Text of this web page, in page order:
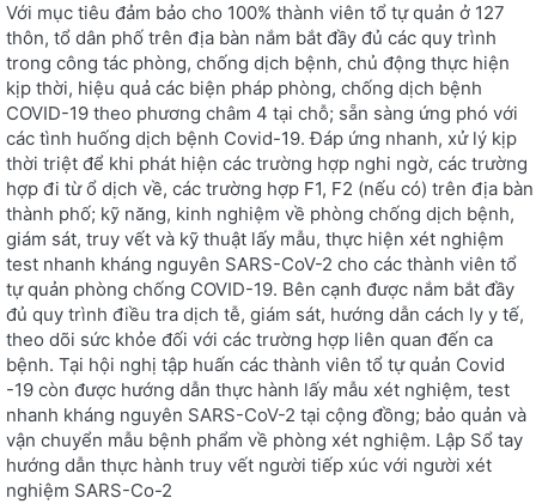
Với mục tiêu đảm bảo cho 100% thành viên tổ tự quản ở 127
thôn, tổ dân phố trên địa bàn nắm bắt đầy đủ các quy trình
trong công tác phòng, chống dịch bệnh, chủ động thực hiện
kịp thời, hiệu quả các biện pháp phòng, chống dịch bệnh
COVID-19 theo phương châm 4 tại chỗ; sẵn sàng ứng phó với
các tình huống dịch bệnh Covid-19. Đáp ứng nhanh, xử lý kịp
thời triệt để khi phát hiện các trường hợp nghi ngờ, các trường
hợp đi từ ổ dịch về, các trường hợp F1, F2 (nếu có) trên địa bàn
thành phố; kỹ năng, kinh nghiệm về phòng chống dịch bệnh,
giám sát, truy vết và kỹ thuật lấy mẫu, thực hiện xét nghiệm
test nhanh kháng nguyên SARS-CoV-2 cho các thành viên tổ
tự quản phòng chống COVID-19. Bên cạnh được nắm bắt đầy
đủ quy trình điều tra dịch tễ, giám sát, hướng dẫn cách ly y tế,
theo dõi sức khỏe đối với các trường hợp liên quan đến ca
bệnh. Tại hội nghị tập huấn các thành viên tổ tự quản Covid
-19 còn được hướng dẫn thực hành lấy mẫu xét nghiệm, test
nhanh kháng nguyên SARS-CoV-2 tại cộng đồng; bảo quản và
vận chuyển mẫu bệnh phẩm về phòng xét nghiệm. Lập Sổ tay
hướng dẫn thực hành truy vết người tiếp xúc với người xét
nghiệm SARS-Co-2